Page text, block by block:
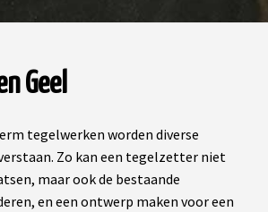
Geel
tegelwerken worden diverse
Zo kan een tegelzetter niet
maar ook de bestaande
en een ontwerp maken voor een